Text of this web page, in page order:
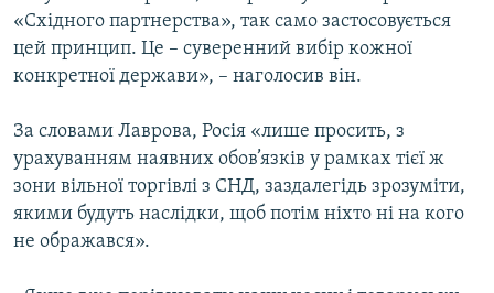
«Східного партнерства», так само застосовується
цей принцип. Це – суверенний вибір кожної
конкретної держави», – наголосив він.
За словами Лаврова, Росія «лише просить, з
урахуванням наявних обов’язків у рамках тієї ж
зони вільної торгівлі з СНД, заздалегідь зрозуміти,
якими будуть наслідки, щоб потім ніхто ні на кого
не ображався».